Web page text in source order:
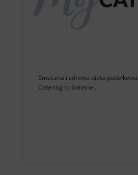
Smaczna i zdrowa dieta
Catering to świetne...